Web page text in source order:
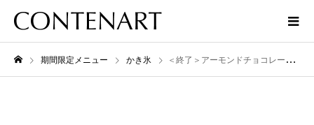
期間限定メニュー かき氷 ＜終了＞アーモンドチョコレートミルクティー｜2023年11月28日〜12月7日